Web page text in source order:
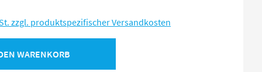
zzgl. produktspezifischer Versandkosten
WARENKORB